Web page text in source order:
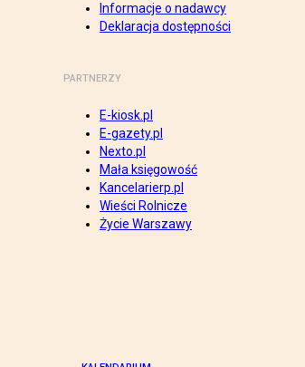
Informacje o nadawcy
Deklaracja dostępności
PARTNERZY
E-kiosk.pl
E-gazety.pl
Nexto.pl
Mała księgowość
Kancelarierp.pl
Wieści Rolnicze
Życie Warszawy